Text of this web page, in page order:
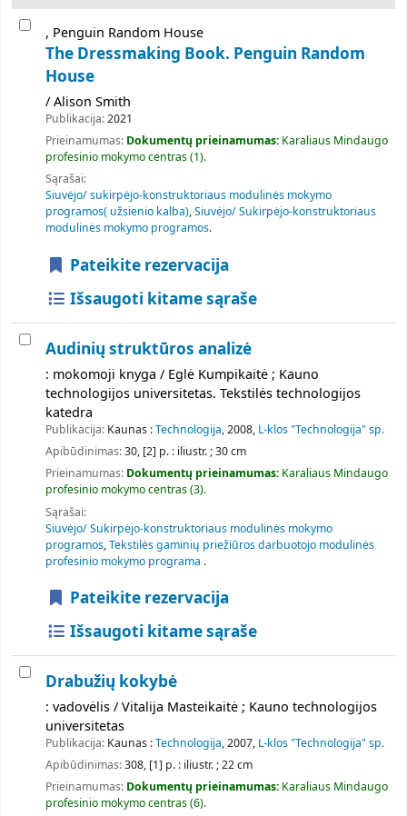
, Penguin Random House
The Dressmaking Book. Penguin Random
House
/ Alison Smith
Publikacija:2021
Prieinamumas: Dokumentų prieinamumas: Karaliaus Mindaugo
profesinio mokymo centras(1).
Sąrašai:
Siuvėjo/ sukirpėjo-konstruktoriaus modulinės mokymo
programos( užsienio kalba),Siuvėjo/ Sukirpėjo-konstruktoriaus
modulinės mokymo programos.
Pateikite rezervacija
Išsaugoti kitame sąraše
Audinių struktūros analizė
: mokomoji knyga / Eglė Kumpikaitė ; Kauno
technologijos universitetas. Tekstilės technologijos
katedra
Publikacija: Kaunas :Technologija, 2008, L-klos "Technologija" sp.
Apibūdinimas:30, [2] p. : iliustr. ; 30 cm
Prieinamumas: Dokumentų prieinamumas: Karaliaus Mindaugo
profesinio mokymo centras(3).
Sąrašai:
Siuvėjo/ Sukirpėjo-konstruktoriaus modulinės mokymo
programos,Tekstilės gaminių priežiūros darbuotojo modulinės
profesinio mokymo programa .
Pateikite rezervacija
Išsaugoti kitame sąraše
Drabužių kokybė
: vadovėlis / Vitalija Masteikaitė ; Kauno technologijos
universitetas
Publikacija: Kaunas :Technologija, 2007, L-klos "Technologija" sp.
Apibūdinimas:308, [1] p. : iliustr. ; 22 cm
Prieinamumas: Dokumentų prieinamumas: Karaliaus Mindaugo
profesinio mokymo centras(6).